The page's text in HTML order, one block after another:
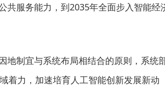
共服务能力，到2035年全面步入智能经
地制宜与系统布局相结合的原则，系统
着力，加速培育人工智能创新发展新动